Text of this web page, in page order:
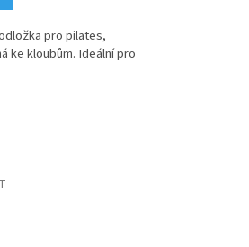
pro pilates,
ke kloubům. Ideální pro